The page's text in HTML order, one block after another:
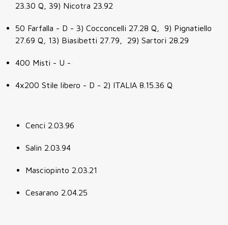
23.30 Q, 39) Nicotra 23.92
50 Farfalla - D - 3) Cocconcelli 27.28 Q, 9) Pignatiello
27.69 Q, 13) Biasibetti 27.79, 29) Sartori 28.29
400 Misti - U -
4x200 Stile libero - D - 2) ITALIA 8.15.36 Q
Cenci 2.03.96
Salin 2.03.94
Masciopinto 2.03.21
Cesarano 2.04.25